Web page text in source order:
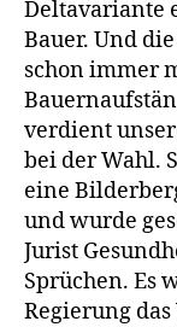
Deltavariante
Bauer. Und
schon immer
verdient
bei der Wahl.
eine
und wurde
Jurist
Sprüchen. Es
Regierung